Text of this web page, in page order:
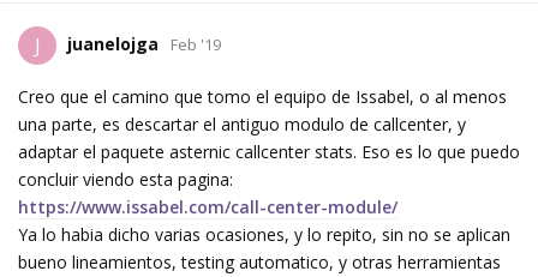
J juanelojga Feb '19
Creo que el camino que tomo el equipo de Issabel, o al menos
una parte, es descartar el antiguo modulo de callcenter, y
adaptar el paquete asternic callcenter stats. Eso es lo que puedo
concluir viendo esta pagina:
https://www.issabel.com/call-center-module/
Ya lo habia dicho varias ocasiones, y lo repito, sin no se aplican
bueno lineamientos, testing automatico, y otras herramientas